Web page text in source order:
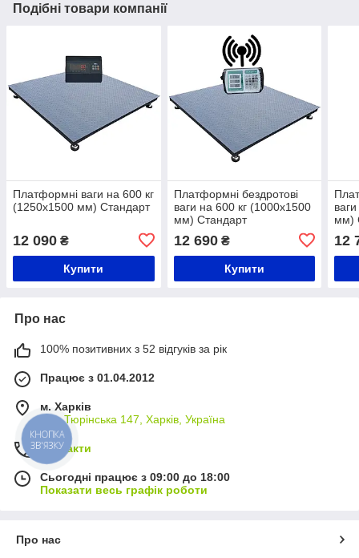
Подібні товари компанії
Платформні ваги на 600 кг
(1250х1500 мм) Стандарт
12 090 ₴
Купити
Платформні бездротові
ваги на 600 кг (1000х1500
мм) Стандарт
12 690₴
Купити
мм)
12
Про нас
100% позитивних з 52 відгуків за рік
Працює з 01.04.2012
м. Харків
вул. Тюрінська 147, Харків, Україна
Контакти
Сьогодні працює з 09:00 до 18:00
Показати весь графік роботи
Про нас
КНОПКА
ЗВ'ЯЗКУ